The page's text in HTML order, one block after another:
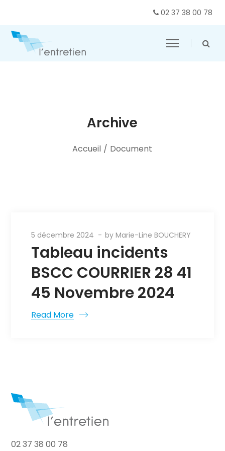
02 37 38 00 78
Archive
Accueil / Document
5 décembre 2024 byMarie-Line BOUCHERY
Tableau incidents
BSCC COURRIER 28 41
45 Novembre 2024
Read More
02 37 38 00 78